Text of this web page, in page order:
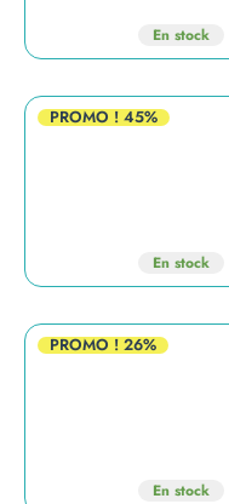
En stock
PROMO ! 45%
En stock
PROMO ! 26%
En stock